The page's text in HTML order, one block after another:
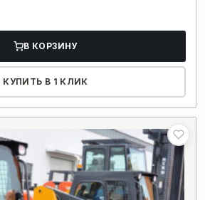
В КОРЗИНУ
КУПИТЬ В 1 КЛИК